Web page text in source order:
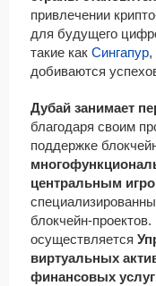
привлечении
для будущего
такие как Сингапур,
добиваются
Дубай занимает
благодаря своим
поддержке
центральным
блокчейн-
осуществляется
виртуальных
финансовых